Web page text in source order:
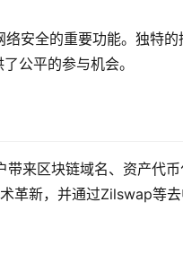
安全的重要功能。独特的
公平的参与机会。
来区块链域名、资产代
革新，并通过Zilswap等